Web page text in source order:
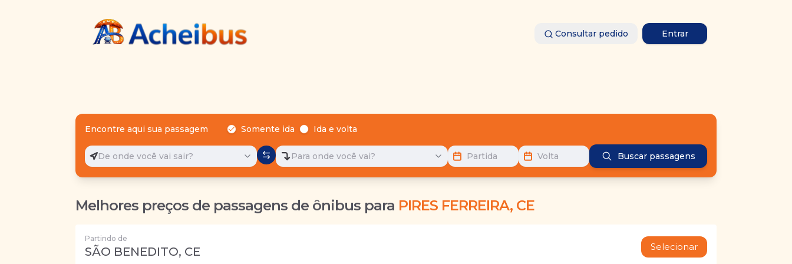
Consultar pedido Entrar
Encontre aqui sua passagem Somente ida Ida e volta
De onde você vai sair? Para onde você vai? Partida Volta Buscar passagens
Melhores preços de passagens de ônibus para PIRES FERREIRA, CE
Partindo de
SÃO BENEDITO, CE Selecionar